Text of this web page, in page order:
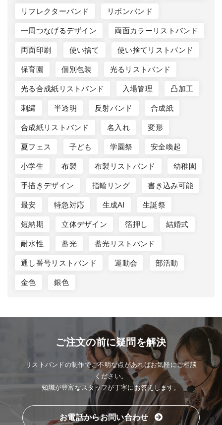
リフレクターバンド リボンバンド
一周つなげるデザイン 両面カラーリストバンド
両面印刷 使い捨て 使い捨てリストバンド
保育園 個別包装 光るリストバンド
光る合成紙リストバンド 入場管理 凸加工
刺繍 半透明 反射バンド 合成紙
合成紙リストバンド 名入れ 変形
夏フェス 子ども 学園祭 安全喚起
小学生 布製 布製リストバンド 幼稚園
手描きデザイン 指輪リング 書き込み可能
最安 特急対応 生成AI 生誕祭
短納期 立体デザイン 箔押し 結婚式
耐水性 蓄光 蓄光リストバンド
通し番号リストバンド 運動会 部活動
金色 銀色
ご注文の前に疑問を解決
リストバンドの制作でご不明な点があればお気軽にご相談
ください。
知識が豊富なスタッフが丁寧にお答えします。
お電話からお問い合わせ